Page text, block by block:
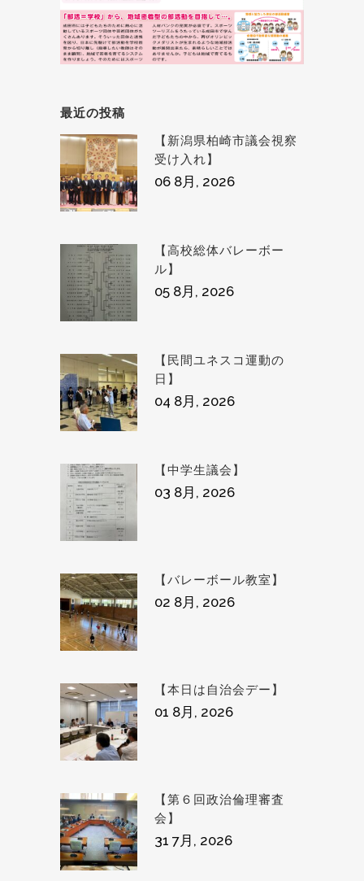
最近の投稿
【新潟県柏崎市議会視察
受け入れ】
06 8月, 2026
【高校総体バレーボー
ル】
05 8月, 2026
【民間ユネスコ運動の
日】
04 8月, 2026
【中学生議会】
03 8月, 2026
【バレーボール教室】
02 8月, 2026
【本日は自治会デー】
01 8月, 2026
【第６回政治倫理審査
会】
31 7月, 2026